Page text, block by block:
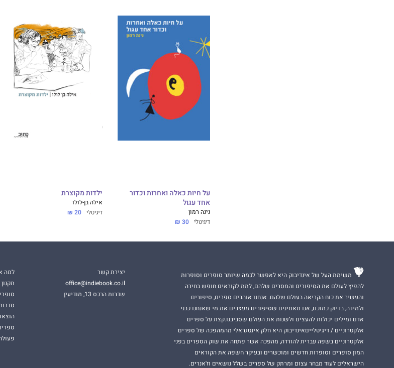
על חיות כאלה ואחרות וכדור
אחד עגול
נינה רמון
דיגיטלי 30 ₪
ילדות מקוצרת
אילה בן-לולו
דיגיטלי 20 ₪
משימת העל של אינדיבוק היא לאפשר לכמה שיותר סופרים וסופרות
להפיץ לעולם את הסיפורים והמסרים שלהם, לתת לקוראים חופש בחירה
והעשיר את כוח הקריאה בעולם שלהם. אנחנו אוהבים ספרים, סיפורים
ולמידה, בדיוק כמוכם, אנו מאמינים שסיפורים מעצבים את מי שאנחנו כבני
אדם ומילים יכולות להעצים ולשנות את העולם שסביבנו.קצת על ספרים
אלקטרוניים / דיגיטלייםאינדיבוק היא חלק אינטגראלי מהמהפכה של ספרים
אלקטרוניים בשפה עברית להורדה, מהפכה אשר פתחה את שוק הספרים בפני
המון סופרים וסופרות חדשים ומוכשרים ובעיקר חשפה את הקוראים
הישראלים לעוד מבחר עצום ומרתק של ספרים בשלל נושאים וז'אנרים.
יצירת קשר
office@indiebook.co.il
שדרות הרכס 13, מודיעין
למה